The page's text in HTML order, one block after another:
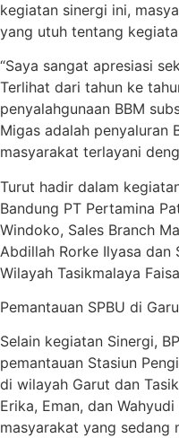
kegiatan sinergi ini,
yang utuh tentang
“Saya sangat apresiasi
Terlihat dari tahun ke
penyalahgunaan BBM
Migas adalah penyaluran
masyarakat terlayani
Turut hadir dalam
Bandung PT Pertamina
Windoko, Sales Branch
Abdillah Rorke Ilyasa dan
Wilayah Tasikmalaya
Pemantauan SPBU di
Selain kegiatan Sinergi,
pemantauan Stasiun
di wilayah Garut dan
Erika, Eman, dan
masyarakat yang sedang